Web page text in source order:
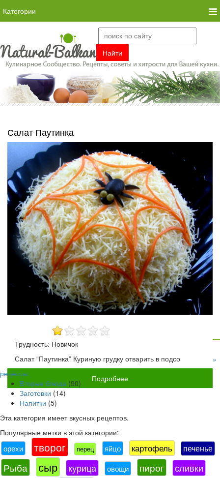
Категории
Салат Паутинка
Трудность: Новичок
Салат “Паутинка” Куриную грудку отварить в подсо
Подробнее
»
рецепты
Вторые блюда (90)
Заготовки (14)
Напитки (5)
Эта категория имеет вкусных рецептов.
Популярные метки в этой категории:
орехи творог перец яйцо картофель печенье
Рыба сыр курица овощи пирог сливки